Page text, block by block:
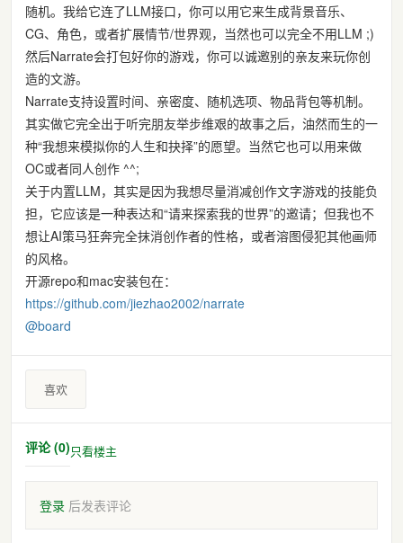
随机。我给它连了LLM接口，你可以用它来生成背景音乐、
CG、角色，或者扩展情节/世界观，当然也可以完全不用LLM ;)
然后Narrate会打包好你的游戏，你可以诚邀别的亲友来玩你创
造的文游。
Narrate支持设置时间、亲密度、随机选项、物品背包等机制。
其实做它完全出于听完朋友举步维艰的故事之后，油然而生的一
种“我想来模拟你的人生和抉择”的愿望。当然它也可以用来做
OC或者同人创作 ^^;
关于内置LLM，其实是因为我想尽量消减创作文字游戏的技能负
担，它应该是一种表达和“请来探索我的世界”的邀请；但我也不
想让AI策马狂奔完全抹消创作者的性格，或者溶图侵犯其他画师
的风格。
开源repo和mac安装包在：
https://github.com/jiezhao2002/narrate
@board
喜欢
评论 (0)只看楼主
登录 后发表评论